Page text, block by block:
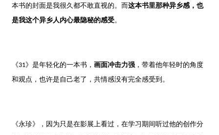
本书的封面是我很久都不敢直视的。而这本书里那种异乡感，也
是我这个异乡人内心最隐秘的感受。
《31》是年轻化的一本书， 画面冲击力强，带着他年轻时的角度
和观点，也许是自己老了，共情感没有完全感受到。
《永珍》，因为只是在影展上看过，在学习期间听过他的创作分